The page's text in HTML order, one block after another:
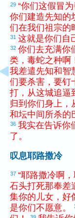
29 “你们这假冒
你们建造先知的
们在我们祖宗的
31 这就是你们自
32 你们去充满你
类 ， 毒蛇之种啊
我差遣先知和智
们要杀害 ， 要钉
打 ， 从这城追逼
归到 你们身 上 ，
和坛中间所杀的
36 我实在告诉你
了 。
叹息耶路撒冷
37 “耶路撒冷啊 ，
石头打死那奉差
集你的 儿女 ， 好
是你们不愿意。